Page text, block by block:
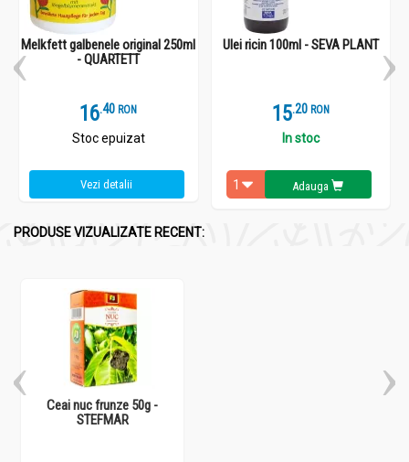
Melkfett galbenele original 250ml
- QUARTETT
16.4 RON
Stoc epuizat
Vezi detalii
Ulei ricin 100ml - SEVA PLANT
15.2 RON
In stoc
Adauga
PRODUSE VIZUALIZATE RECENT:
Ceai nuc frunze 50g -
STEFMAR